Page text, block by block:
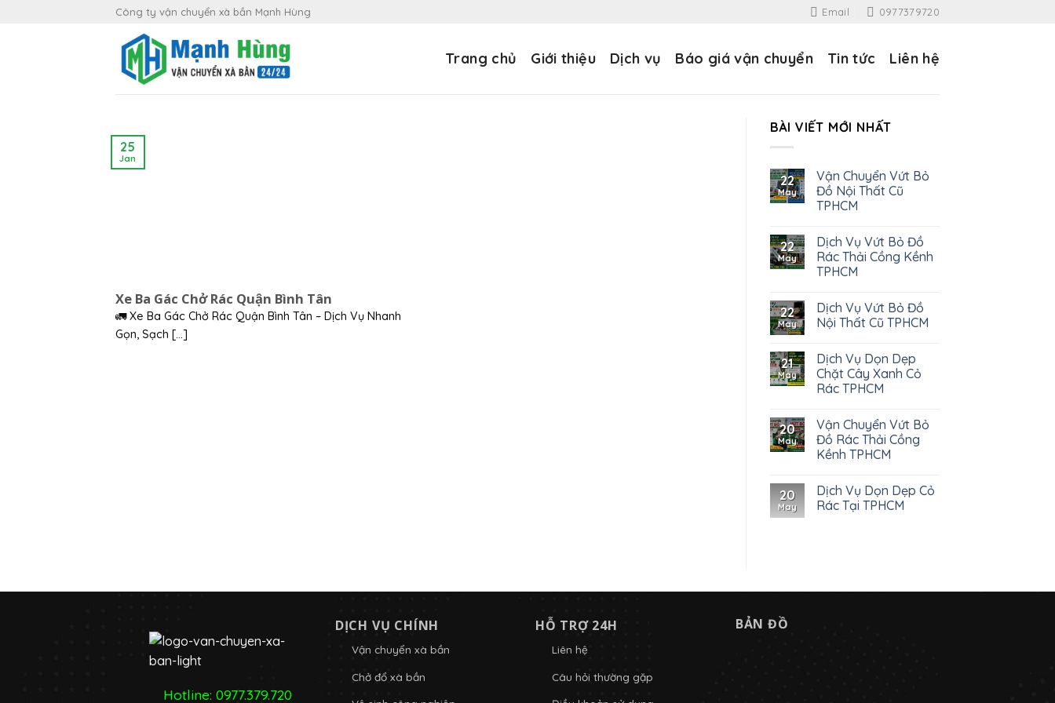
Công ty vận chuyển xà bần Mạnh Hùng Email 0977379720
Trang chủ Giới thiệu Dịch vụ Báo giá vận chuyển Tin tức Liên hệ
Xe Ba Gác Chở Rác Quận Bình Tân
🚛 Xe Ba Gác Chở Rác Quận Bình Tân – Dịch Vụ Nhanh
Gọn, Sạch [...]
25
Jan
BÀI VIẾT MỚI NHẤT
22
May
Vận Chuyển Vứt Bỏ
Đồ Nội Thất Cũ
TPHCM
22
May
Dịch Vụ Vứt Bỏ Đồ
Rác Thải Cồng Kềnh
TPHCM
22
May
Dịch Vụ Vứt Bỏ Đồ
Nội Thất Cũ TPHCM
21
May
Dịch Vụ Dọn Dẹp
Chặt Cây Xanh Cỏ
Rác TPHCM
20
May
Vận Chuyển Vứt Bỏ
Đồ Rác Thải Cồng
Kềnh TPHCM
20
May
Dịch Vụ Dọn Dẹp Cỏ
Rác Tại TPHCM
Hotline: 0977.379.720
DỊCH VỤ CHÍNH
Vận chuyển xà bần
Chở đổ xà bần
HỖ TRỢ 24H
Liên hệ
Câu hỏi thường gặp
BẢN ĐỒ